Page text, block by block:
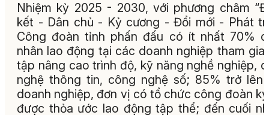
Nhiệm kỳ 2025 - 2030, với phương châm
kết - Dân chủ - Kỷ cương - Đổi mới - Phát
Công đoàn tỉnh phấn đấu có ít nhất 70%
nhân lao động tại các doanh nghiệp tham gia
tập nâng cao trình độ, kỹ năng nghề nghiệp,
nghệ thông tin, công nghệ số; 85% trở lên
doanh nghiệp, đơn vị có tổ chức công đoàn
được thỏa ước lao động tập thể; đến cuối